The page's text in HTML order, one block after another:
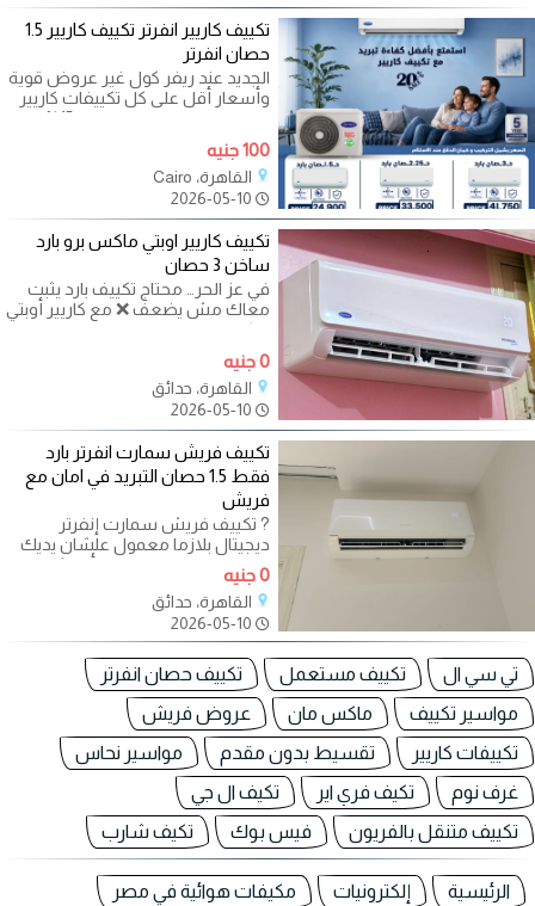
تكييف كاريير انفرتر تكييف كاريير 1.5
حصان انفرتر
الجديد عند ريفر كول غير عروض قوية
وأسعار أقل على كل تكييفات كاريير
100 جنيه
القاهرة، Cairo
تكييف كاريير اوبتي ماكس برو بارد
ساخن 3 حصان
في عز الحر… محتاج تكييف بارد يثبت
معاك مش يضعف ❌ مع كاريير أوبتي
ماكس برو ديجيتال بلازما هتاخد
0 جنيه
القاهرة، حدائق
تكييف فريش سمارت انفرتر بارد
فقط 1.5 حصان التبريد في امان مع
فريش
? تكييف فريش سمارت إنفرتر
ديجيتال بلازما معمول علشان يديك
راحة حقيقية في عز الحر بأداء ثابت
وكفاءة
0 جنيه
القاهرة، حدائق
تي سي ال تكييف مستعمل
تكييف حصان انفرتر
مواسير تكييف
ماكس مان
عروض فريش
تكييفات كاريير
تقسيط بدون مقدم
مواسير نحاس
غرف نوم
تكيف فري اير
تكيف ال جي
تكييف متنقل بالفريون
فيس بوك تكيف شارب
الرئيسية إلكترونيات مكيفات هوائية في مصر